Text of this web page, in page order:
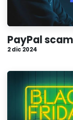
PayPal
2 dic 2024